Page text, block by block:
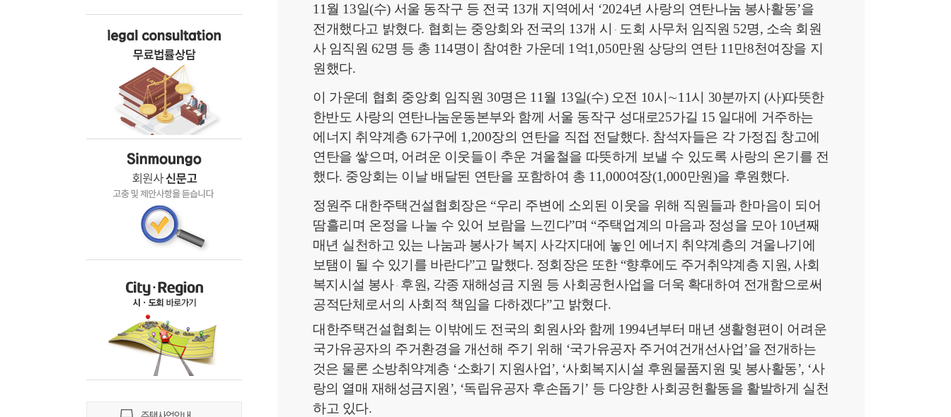
11월 13일(수) 서울 동작구 등 전국 13개 지역에서 ‘2024년 사랑의 연탄나눔 봉사활동’을
전개했다고 밝혔다. 협회는 중앙회와 전국의 13개 시 · 도회 사무처 임직원 52명, 소속 회원
사 임직원 62명 등 총 114명이 참여한 가운데 1 억1,050만원 상당의 연탄 11 만8천여장을 지
원했다.
이 가운데 협회 중앙회 임직원 30명은 11월 13일(수) 오전 10시 ∼11시 30분까지 (사)따뜻한
한반도 사랑의 연탄나눔운동본부와 함께 서울 동작구 성대로25가길 15 일대에 거주하는
에너지 취약계층6가구에 1,200장의 연탄을 직접 전달했다. 참석자들은 각 가정집 창고에
연탄을 쌓으며, 어려운 이웃들이 추운 겨울철을 따뜻하게 보낼 수 있도록 사랑의 온기를 전
했다. 중앙회는 이날 배달된 연탄을 포함하여 총 11,000여장(1,000만원)을 후원했다.
정원주 대한주택건설협회장은 “우리 주변에 소외된 이웃을 위해 직원들과 한마음이 되어
땀흘리며 온정을 나눌 수 있어 보람을 느낀다”며 “주택업계의 마음과 정성을 모아 10년째
매년 실천하고 있는 나눔과 봉사가 복지 사각지 대에 놓인 에너 지 취 약계층의 겨울나기에
보탬이 될 수 있기를 바란다”고 말했다. 정회장은 또한 “향후에도 주거취약계층 지원, 사회
복지시설 봉사 · 후원, 각종 재해성금 지원 등 사회공헌사업을 더욱 확대하여 전개함으로써
공적단체로서의 사회적 책임을 다하겠다”고 밝혔다.
대한주택건설협회는 이밖에도 전국의 회원사와 함께 1994년부터 매년 생활형편이 어려운
국가유공자의 주거환경을 개선해 주기 위해 ‘국가유공자 주거여건개선사업’을 전개하는
것은 물론 소방취약계층 ‘소화기 지원사업’, ‘사회복지 시 설 후원물품지원 및 봉사활동’, ‘사
랑의 열매 재해성금지원 ’, ‘독립유공자 후손돕기 ’ 등 다양한 사회공헌활동을 활발하게 실천
하고 있다.